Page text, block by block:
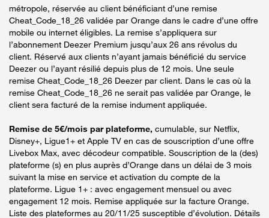
métropole, réservée au client bénéficiant d’une remise
Cheat_Code_18_26 validée par Orange dans le cadre d’une offre
mobile ou internet éligibles. La remise s’appliquera sur
l’abonnement Deezer Premium jusqu’aux 26 ans révolus du
client. Réservé aux clients n’ayant jamais bénéficié du service
Deezer ou l’ayant résilié depuis plus de 12 mois. Une seule
remise Cheat_Code_18_26 Deezer par client. Dans le cas où la
remise Cheat_Code_18_26 ne serait pas validée par Orange, le
client sera facturé de la remise indument appliquée.
Remise de 5€/mois par plateforme, cumulable, sur Netflix,
Disney+, Ligue1+ et Apple TV en cas de souscription d’une offre
Livebox Max, avec décodeur compatible. Souscription de la (des)
plateforme (s) en plus auprès d’Orange dans un délai de 3 mois
suivant la mise en service et activation du compte de la
plateforme. Ligue 1+ : avec engagement mensuel ou avec
engagement 12 mois. Remise appliquée sur la facture Orange.
Liste des plateformes au 20/11/25 susceptible d’évolution. Détails